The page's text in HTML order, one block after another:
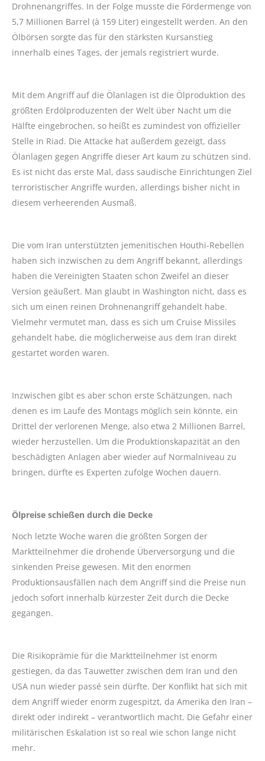
Drohnenangriffes. In der Folge musste die Fördermenge von
5,7 Millionen Barrel (à 159 Liter) eingestellt werden. An den
Ölbörsen sorgte das für den stärksten Kursanstieg
innerhalb eines Tages, der jemals registriert wurde.
Mit dem Angriff auf die Ölanlagen ist die Ölproduktion des
größten Erdölproduzenten der Welt über Nacht um die
Hälfte eingebrochen, so heißt es zumindest von offizieller
Stelle in Riad. Die Attacke hat außerdem gezeigt, dass
Ölanlagen gegen Angriffe dieser Art kaum zu schützen sind.
Es ist nicht das erste Mal, dass saudische Einrichtungen Ziel
terroristischer Angriffe wurden, allerdings bisher nicht in
diesem verheerenden Ausmaß.
Die vom Iran unterstützten jemenitischen Houthi-Rebellen
haben sich inzwischen zu dem Angriff bekannt, allerdings
haben die Vereinigten Staaten schon Zweifel an dieser
Version geäußert. Man glaubt in Washington nicht, dass es
sich um einen reinen Drohnenangriff gehandelt habe.
Vielmehr vermutet man, dass es sich um Cruise Missiles
gehandelt habe, die möglicherweise aus dem Iran direkt
gestartet worden waren.
Inzwischen gibt es aber schon erste Schätzungen, nach
denen es im Laufe des Montags möglich sein könnte, ein
Drittel der verlorenen Menge, also etwa 2 Millionen Barrel,
wieder herzustellen. Um die Produktionskapazität an den
beschädigten Anlagen aber wieder auf Normalniveau zu
bringen, dürfte es Experten zufolge Wochen dauern.
Ölpreise schießen durch die Decke
Noch letzte Woche waren die größten Sorgen der
Marktteilnehmer die drohende Überversorgung und die
sinkenden Preise gewesen. Mit den enormen
Produktionsausfällen nach dem Angriff sind die Preise nun
jedoch sofort innerhalb kürzester Zeit durch die Decke
gegangen.
Die Risikoprämie für die Marktteilnehmer ist enorm
gestiegen, da das Tauwetter zwischen dem Iran und den
USA nun wieder passé sein dürfte. Der Konflikt hat sich mit
dem Angriff wieder enorm zugespitzt, da Amerika den Iran –
direkt oder indirekt – verantwortlich macht. Die Gefahr einer
militärischen Eskalation ist so real wie schon lange nicht
mehr.